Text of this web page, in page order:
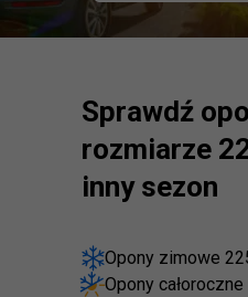
Sprawdź
rozmiarze
inny sezon
Opony zimowe
Opony